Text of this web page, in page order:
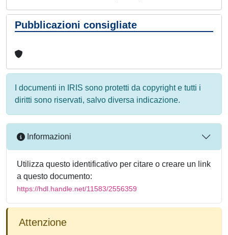
Pubblicazioni consigliate
I documenti in IRIS sono protetti da copyright e tutti i
diritti sono riservati, salvo diversa indicazione.
Informazioni
Utilizza questo identificativo per citare o creare un link
a questo documento:
https://hdl.handle.net/11583/2556359
Attenzione